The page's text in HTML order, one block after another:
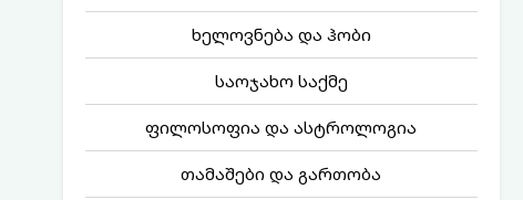
ხელოვნება და ჰობი
საოჯახო საქმე
ფილოსოფია და ასტროლოგია
თამაშები და გართობა